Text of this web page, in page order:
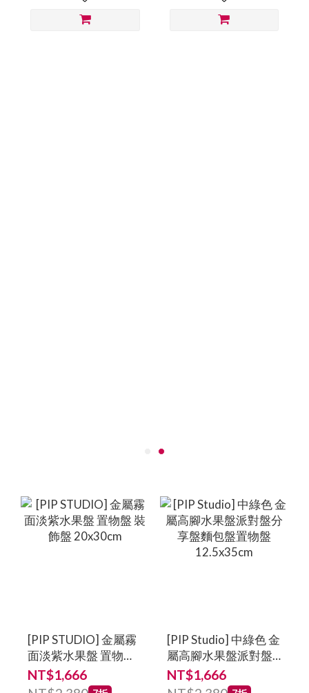
[PIP STUDIO] 金屬霧
面淡紫水果盤 置物盤
裝飾盤 20x30cm
NT$1,666
[PIP Studio] 中綠色 金
屬高腳水果盤派對盤
分享盤麵包盤置物盤
12.5x35cm
NT$1,666